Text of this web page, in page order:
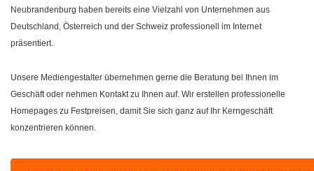
Neubrandenburg haben bereits eine Vielzahl von Unternehmen aus
Deutschland, Österreich und der Schweiz professionell im Internet
präsentiert.
Unsere Mediengestalter übernehmen gerne die Beratung bei Ihnen im
Geschäft oder nehmen Kontakt zu Ihnen auf. Wir erstellen professionelle
Homepages zu Festpreisen, damit Sie sich ganz auf Ihr Kerngeschäft
konzentrieren können.